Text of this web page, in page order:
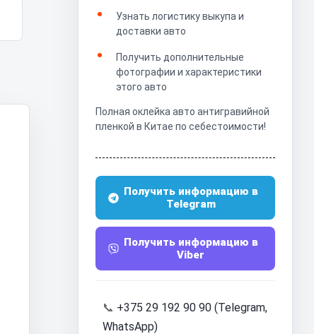
Узнать логистику выкупа и
доставки авто
Получить дополнительные
фотографии и характеристики
этого авто
Полная оклейка авто антигравийной
пленкой в Китае по себестоимости!
Получить информацию в
Telegram
Получить информацию в
Viber
📞 +375 29 192 90 90 (Telegram,
WhatsApp)